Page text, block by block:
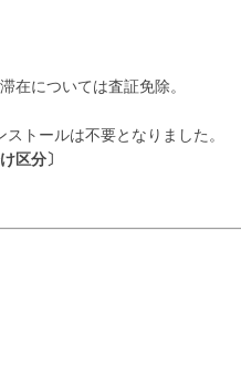
在については査証免除。
トールは不要となりました。
区分〕